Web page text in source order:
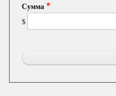
Сумма
$